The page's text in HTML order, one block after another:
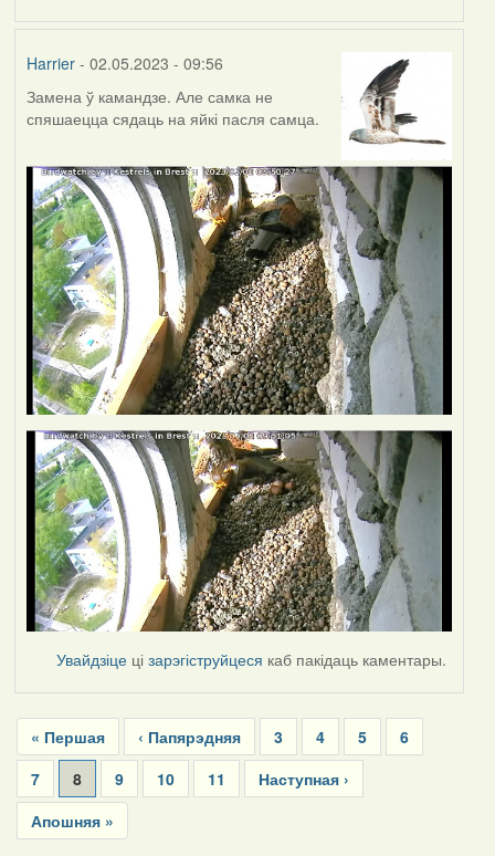
Harrier- 02.05.2023 - 09:56
Замена ў камандзе. Але самка не
спяшаецца сядаць на яйкі пасля самца.
Увайдзіце цізарэгіструйцеся каб пакідаць каментары.
Pagination
First
page
« Першая
Previous
page
‹ Папярэдняя Page
3 Page
4 Page
5 Page
6
Page
7
Current
page
8 Page
9 Page
10 Page
11
Next
page
Наступная ›
Last
page
Апошняя »